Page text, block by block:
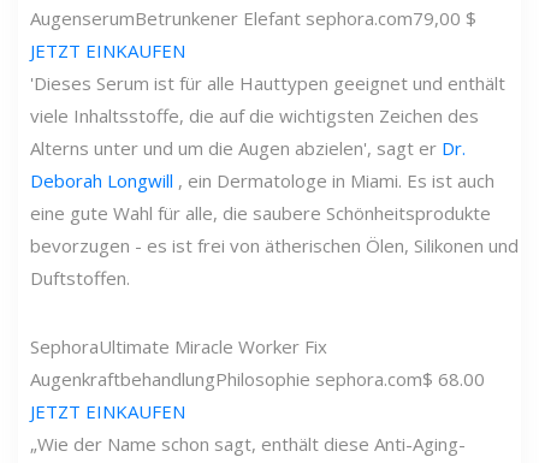
AugenserumBetrunkener Elefant sephora.com79,00 $
JETZT EINKAUFEN
'Dieses Serum ist für alle Hauttypen geeignet und enthält
viele Inhaltsstoffe, die auf die wichtigsten Zeichen des
Alterns unter und um die Augen abzielen', sagt er Dr.
Deborah Longwill , ein Dermatologe in Miami. Es ist auch
eine gute Wahl für alle, die saubere Schönheitsprodukte
bevorzugen - es ist frei von ätherischen Ölen, Silikonen und
Duftstoffen.
SephoraUltimate Miracle Worker Fix
AugenkraftbehandlungPhilosophie sephora.com$ 68.00
JETZT EINKAUFEN
„Wie der Name schon sagt, enthält diese Anti-Aging-